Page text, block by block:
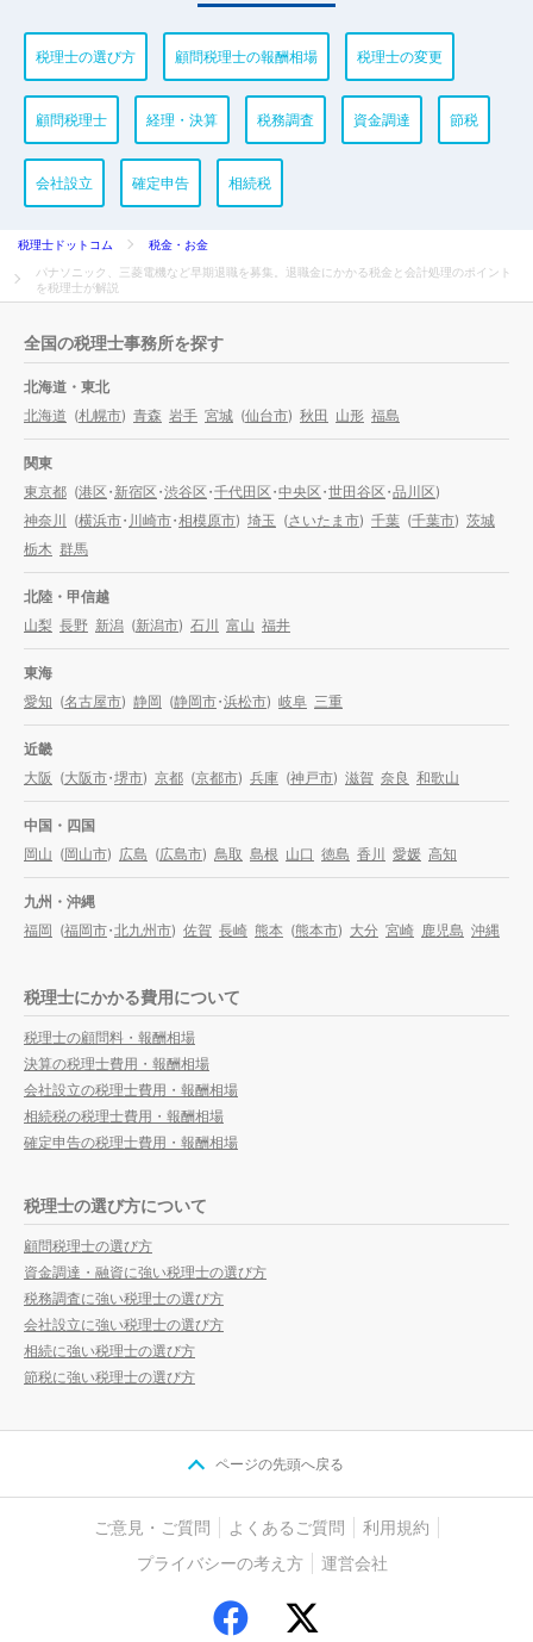
税理士の選び方 顧問税理士の報酬相場 税理士の変更
顧問税理士 経理・決算 税務調査 資金調達 節税
会社設立 確定申告 相続税
税理士ドットコム
税金・お金
パナソニック、三菱電機など早期退職を募集。退職金にかかる税金と会計処理のポイント
を税理士が解説
全国の税理士事務所を探す
北海道・東北
北海道 (札幌市) 青森 岩手 宮城 (仙台市) 秋田 山形 福島
関東
東京都 (港区・新宿区・渋谷区・千代田区・中央区・世田谷区・品川区)
神奈川
(横浜市・川崎市・相模原市) 埼玉 (さいたま市) 千葉 (千葉市) 茨城
栃木 群馬
北陸・甲信越
山梨 長野 新潟 (新潟市) 石川 富山 福井
東海
愛知 (名古屋市) 静岡 (静岡市・浜松市) 岐阜 三重
近畿
大阪 (大阪市・堺市) 京都 (京都市) 兵庫 (神戸市) 滋賀 奈良 和歌山
中国・四国
岡山 (岡山市) 広島 (広島市) 鳥取 島根 山口 徳島 香川 愛媛 高知
九州・沖縄
福岡 (福岡市・北九州市) 佐賀 長崎 熊本 (熊本市) 大分 宮崎 鹿児島 沖縄
税理士にかかる費用について
税理士の顧問料・報酬相場
決算の税理士費用・報酬相場
会社設立の税理士費用・報酬相場
相続税の税理士費用・報酬相場
確定申告の税理士費用・報酬相場
税理士の選び方について
顧問税理士の選び方
資金調達・融資に強い税理士の選び方
税務調査に強い税理士の選び方
会社設立に強い税理士の選び方
相続に強い税理士の選び方
節税に強い税理士の選び方
ページの先頭へ戻る
ご意見・ご質問 よくあるご質問
利用規約
プライバシーの考え方
運営会社